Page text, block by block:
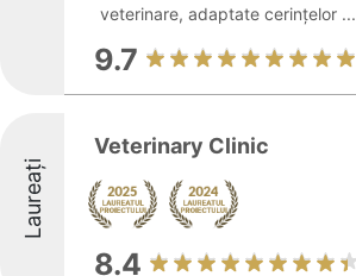
veterinare, adaptate cerințelor ...
9.7
Laureați
Veterinary Clinic
8.4